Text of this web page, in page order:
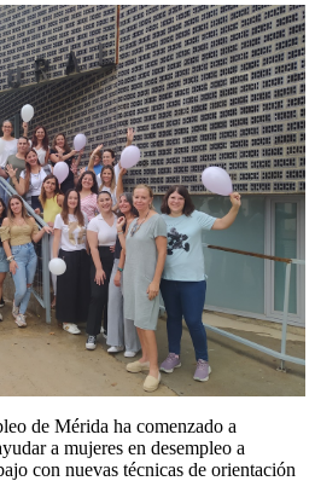
de Mérida ha comenzado a
a mujeres en desempleo a
con nuevas técnicas de orientación